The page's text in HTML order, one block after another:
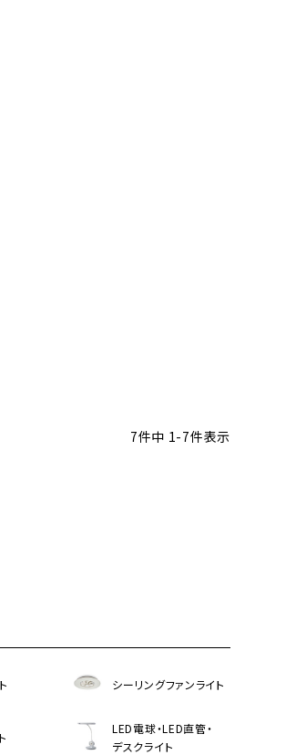
7件中 1-7件表示
シーリングファンライト
LED電球・LED直管・
デスクライト